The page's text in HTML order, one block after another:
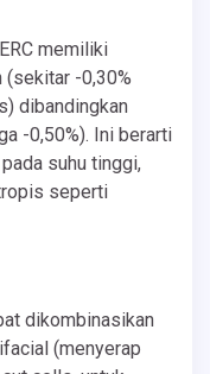
memiliki
(sekitar -0,30%
dibandingkan
-0,50%). Ini berarti
suhu tinggi,
seperti
dikombinasikan
(menyerap